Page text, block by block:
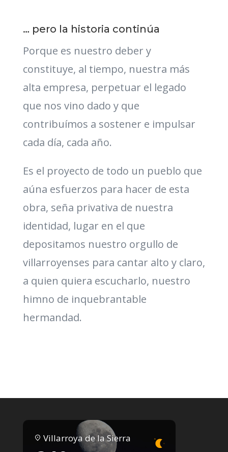
… pero la historia continúa
Porque es nuestro deber y
constituye, al tiempo, nuestra más
alta empresa, perpetuar el legado
que nos vino dado y que
contribuímos a sostener e impulsar
cada día, cada año.
Es el proyecto de todo un pueblo que
aúna esfuerzos para hacer de esta
obra, seña privativa de nuestra
identidad, lugar en el que
depositamos nuestro orgullo de
villarroyenses para cantar alto y claro,
a quien quiera escucharlo, nuestro
himno de inquebrantable
hermandad.
Villarroya de la Sierra